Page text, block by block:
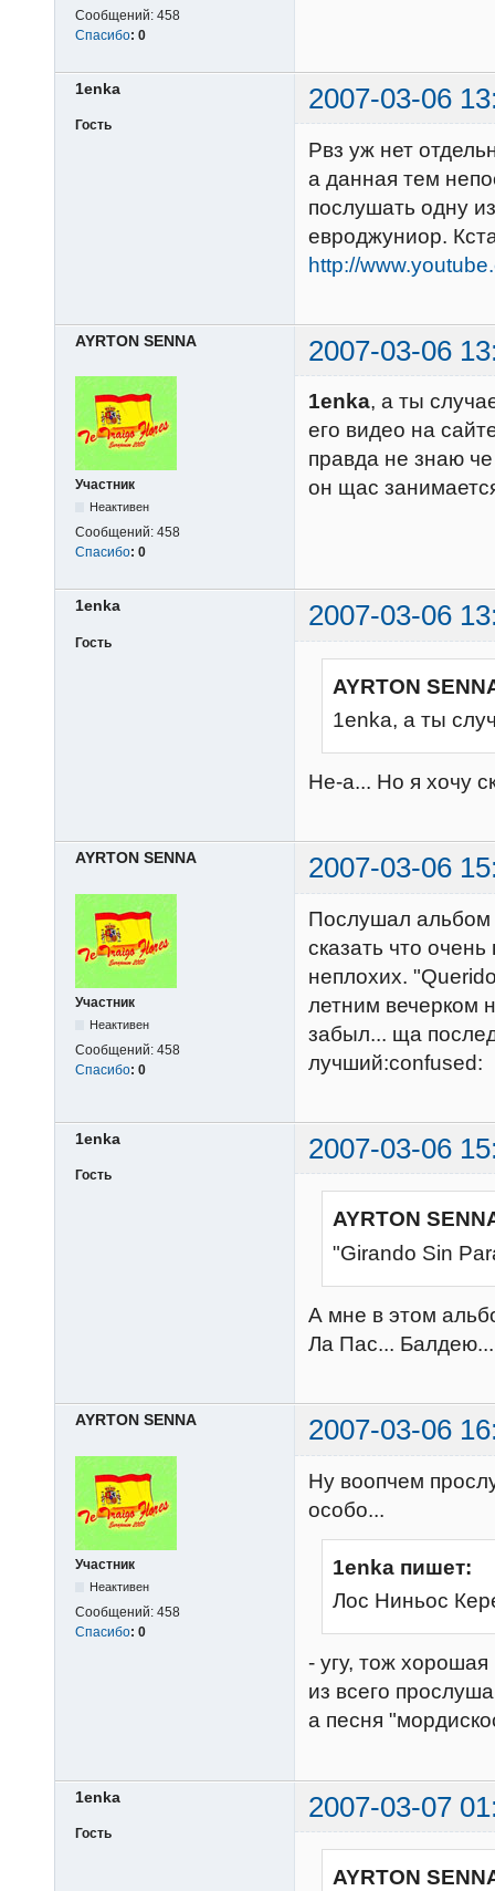
Сообщений: 458
Спасибо: 0
1enka 2007-03-06
Гость
Рвз уж нет
а данная тем
послушать одну
евроджуниор.
http://
AYRTON SENNA 2007-03-06
Участник
Неактивен
Сообщений: 458
Спасибо: 0
1enka, а ты
его видео на
правда не знаю
он щас
1enka 2007-03-06
Гость
AYRTON
1enka, а ты
Не-а... Но я хочу
AYRTON SENNA 2007-03-06
Участник
Неактивен
Сообщений: 458
Спасибо: 0
Послушал альбом
сказать что
неплохих.
летним вечерком
забыл... ща
лучший:confused:
1enka 2007-03-06
Гость
AYRTON
"Girando Sin
А мне в этом
Ла Пас...
AYRTON SENNA 2007-03-06
Участник
Неактивен
Сообщений: 458
Спасибо: 0
Ну воопчем
особо...
1enka пишет:
Лос Ниньос
- угу, тож хорошая
из всего
а песня
1enka 2007-03-07
Гость
AYRTON